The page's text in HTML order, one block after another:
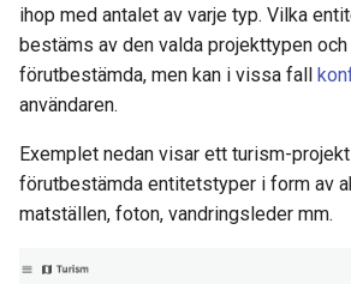
l
i
e
r
Hjälp
Distributioner
Datatjänster
Publicering
Dataportaler och skördning
Organisationer
Behörigheter
Detaljerad information
Hjälprutor
Redigera
Hantera filer och länkar
Ladda upp fil
Ladda ner fil
Sök bland kataloger
Skördningskällor
Verktygslåda
Notifieringar
Projekt
Entitetstyper
Detaljerad information
ihop med antalet av varje typ. Vilka
bestäms av den valda projekttypen
förutbestämda, men kan i vissa fall
användaren.
Exemplet nedan visar ett turism-
förutbestämda entitetstyper i form av
matställen, foton, vandringsleder mm.